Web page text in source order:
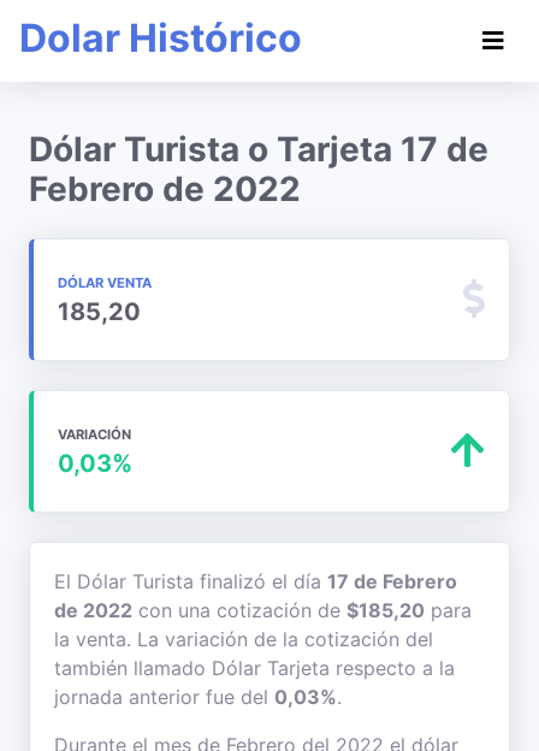
Dolar Histórico
Dólar Turista o Tarjeta 17 de
Febrero de 2022
DÓLAR VENTA
185,20
VARIACIÓN
0,03%
El Dólar Turista finalizó el día 17 de Febrero
de 2022 con una cotización de $185,20 para
la venta. La variación de la cotización del
también llamado Dólar Tarjeta respecto a la
jornada anterior fue del 0,03%.
Durante el mes de Febrero del 2022 el dólar